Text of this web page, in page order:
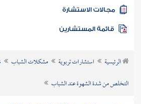
سؤالك
الاستشارة
الرئيسية استشارات تربوية مشكلات الشباب
التخلص من شدة الشهوة عند الشباب